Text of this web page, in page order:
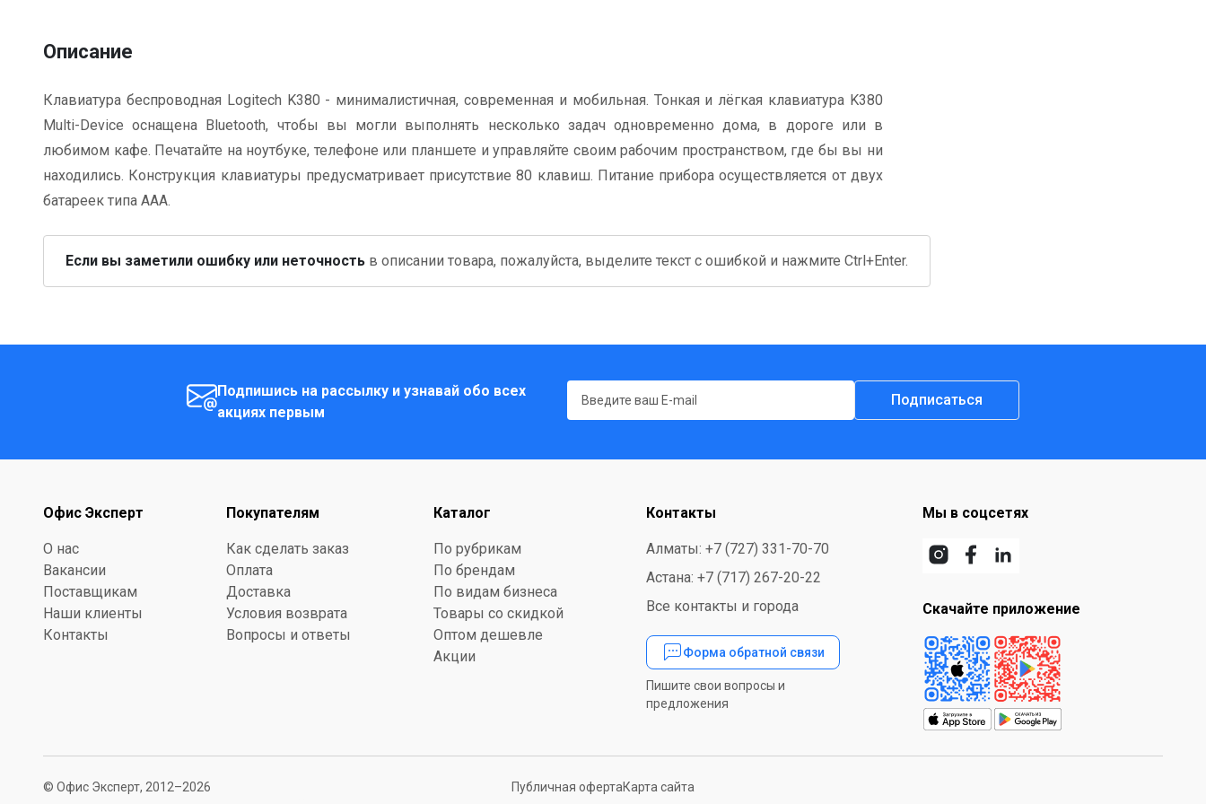
Описание
Клавиатура беспроводная Logitech K380 - минималистичная, современная и мобильная. Тонкая и лёгкая клавиатура K380
Multi-Device оснащена Bluetooth, чтобы вы могли выполнять несколько задач одновременно дома, в дороге или в
любимом кафе. Печатайте на ноутбуке, телефоне или планшете и управляйте своим рабочим пространством, где бы вы ни
находились. Конструкция клавиатуры предусматривает присутствие 80 клавиш. Питание прибора осуществляется от двух
батареек типа ААА.
Если вы заметили ошибку или неточность в описании товара, пожалуйста, выделите текст с ошибкой и нажмите Ctrl+Enter.
Подпишись на рассылку и узнавай обо всех
акциях первым
Подписаться
Офис Эксперт
О нас
Вакансии
Поставщикам
Наши клиенты
Контакты
Покупателям
Как сделать заказ
Оплата
Доставка
Условия возврата
Вопросы и ответы
Каталог
По рубрикам
По брендам
По видам бизнеса
Товары со скидкой
Оптом дешевле
Акции
Контакты
Алматы: +7 (727) 331-70-70
Астана: +7 (717) 267-20-22
Все контакты и города
Форма обратной связи
Пишите свои вопросы и
предложения
Мы в соцсетях
Скачайте приложение
© Офис Эксперт, 2012–2026 Публичная офертаКарта сайта